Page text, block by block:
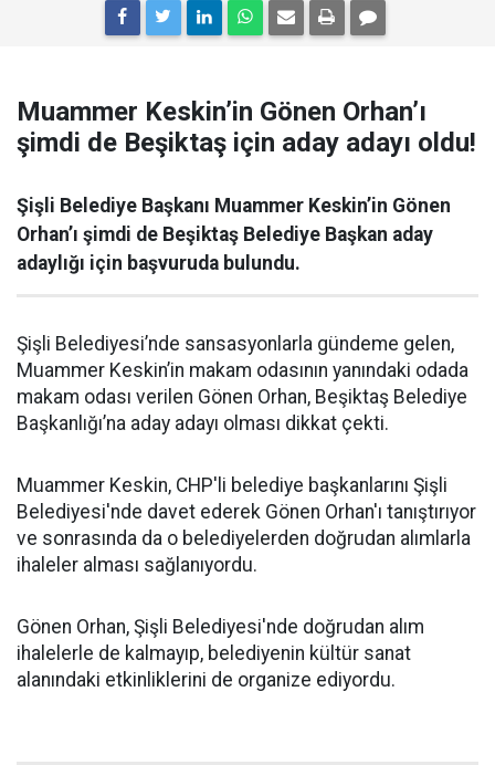
Muammer Keskin’in Gönen Orhan’ı
şimdi de Beşiktaş için aday adayı oldu!
Şişli Belediye Başkanı Muammer Keskin’in Gönen
Orhan’ı şimdi de Beşiktaş Belediye Başkan aday
adaylığı için başvuruda bulundu.
Şişli Belediyesi’nde sansasyonlarla gündeme gelen,
Muammer Keskin’in makam odasının yanındaki odada
makam odası verilen Gönen Orhan, Beşiktaş Belediye
Başkanlığı’na aday adayı olması dikkat çekti.
Muammer Keskin, CHP'li belediye başkanlarını Şişli
Belediyesi'nde davet ederek Gönen Orhan'ı tanıştırıyor
ve sonrasında da o belediyelerden doğrudan alımlarla
ihaleler alması sağlanıyordu.
Gönen Orhan, Şişli Belediyesi'nde doğrudan alım
ihalelerle de kalmayıp, belediyenin kültür sanat
alanındaki etkinliklerini de organize ediyordu.